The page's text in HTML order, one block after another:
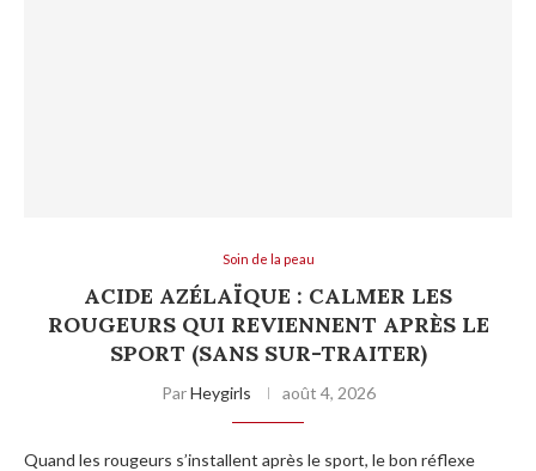
Soin de la peau
ACIDE AZÉLAÏQUE : CALMER LES
ROUGEURS QUI REVIENNENT APRÈS LE
SPORT (SANS SUR-TRAITER)
ParHeygirls août 4, 2026
Quand les rougeurs s’installent après le sport, le bon réflexe